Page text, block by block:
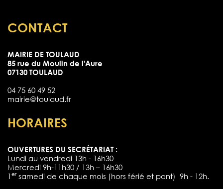
CONTACT
MAIRIE DE TOULAUD
85 rue du Moulin de l'Aure
07130 TOULAUD
04 75 60 49 52
mairie@toulaud.fr
HORAIRES
OUVERTURES DU SECRÉTARIAT :
Lundi au vendredi 13h - 16h30
Mercredi 9h-11h30 / 13h – 16h30
1 ersamedi de chaque mois (hors férié et pont) 9h - 12h.